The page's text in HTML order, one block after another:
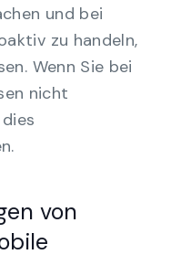
und bei
zu handeln,
Wenn Sie bei
nicht
von